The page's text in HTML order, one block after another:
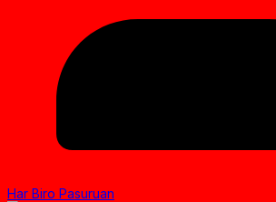
Har Biro Pasuruan